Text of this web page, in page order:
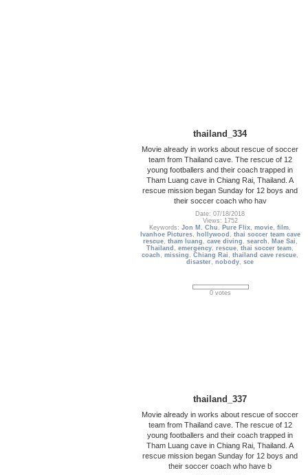
thailand_334
Movie already in works about rescue of soccer
team from Thailand cave. The rescue of 12
young footballers and their coach trapped in
Tham Luang cave in Chiang Rai, Thailand. A
rescue mission began Sunday for 12 boys and
their soccer coach who hav
Date: 07/18/2018
Views: 1752
Keywords:Jon M. Chu , Pure Flix,movie,film,
Ivanhoe Pictures, hollywood , thai soccer team cave
rescue, tham luang , cave diving , search , Mae Sai ,
Thailand ,emergency,rescue,thai soccer team,
coach ,missing ,Chiang Rai ,thailand cave rescue,
disaster,nobody,sce
0 votes
thailand_337
Movie already in works about rescue of soccer
team from Thailand cave. The rescue of 12
young footballers and their coach trapped in
Tham Luang cave in Chiang Rai, Thailand. A
rescue mission began Sunday for 12 boys and
their soccer coach who have b